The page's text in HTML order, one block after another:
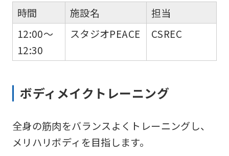
時間
12:00～
12:30
施設名
スタジオPEACE
担当
CSREC
ボディメイクトレーニング
全身の筋肉をバランスよくトレーニングし、
メリハリボディを目指します。